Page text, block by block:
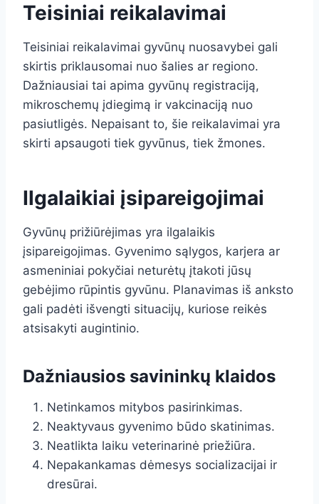
Teisiniai reikalavimai
Teisiniai reikalavimai gyvūnų nuosavybei gali
skirtis priklausomai nuo šalies ar regiono.
Dažniausiai tai apima gyvūnų registraciją,
mikroschemų įdiegimą ir vakcinaciją nuo
pasiutligės. Nepaisant to, šie reikalavimai yra
skirti apsaugoti tiek gyvūnus, tiek žmones.
Ilgalaikiai įsipareigojimai
Gyvūnų prižiūrėjimas yra ilgalaikis
įsipareigojimas. Gyvenimo sąlygos, karjera ar
asmeniniai pokyčiai neturėtų įtakoti jūsų
gebėjimo rūpintis gyvūnu. Planavimas iš anksto
gali padėti išvengti situacijų, kuriose reikės
atsisakyti augintinio.
Dažniausios savininkų klaidos
Netinkamos mitybos pasirinkimas.
Neaktyvaus gyvenimo būdo skatinimas.
Neatlikta laiku veterinarinė priežiūra.
Nepakankamas dėmesys socializacijai ir
dresūrai.